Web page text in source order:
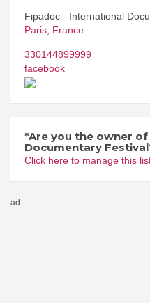
Fipadoc - International
Paris France
330144899999
facebook
*Are you the owner
Documentary
Click here to manage this
ad